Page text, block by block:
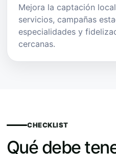
Mejora la captación
servicios, campañas
especialidades y
cercanas.
CHECKLIST
Qué debe